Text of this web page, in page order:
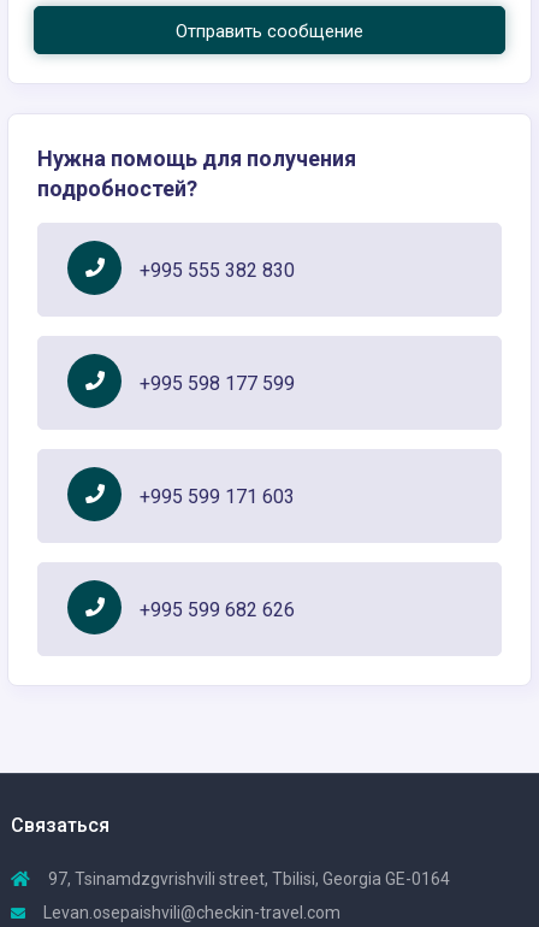
Отправить сообщение
Нужна помощь для получения
подробностей?
+995 555 382 830
+995 598 177 599
+995 599 171 603
+995 599 682 626
Связаться
97, Tsinamdzgvrishvili street, Tbilisi, Georgia GE-0164
Levan.osepaishvili@checkin-travel.com